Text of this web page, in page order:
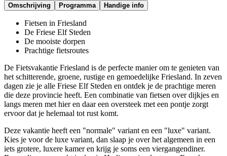
Omschrijving Programma Handige info
Fietsen in Friesland
De Friese Elf Steden
De mooiste dorpen
Prachtige fietsroutes
De Fietsvakantie Friesland is de perfecte manier om te genieten van
het schitterende, groene, rustige en gemoedelijke Friesland. In zeven
dagen zie je alle Friese Elf Steden en ontdek je de prachtige meren
die deze provincie heeft. Een combinatie van fietsen over dijkjes en
langs meren met hier en daar een oversteek met een pontje zorgt
ervoor dat je helemaal tot rust komt.
Deze vakantie heeft een "normale" variant en een "luxe" variant.
Kies je voor de luxe variant, dan slaap je over het algemeen in een
iets grotere, luxere kamer en krijg je soms een viergangendiner.